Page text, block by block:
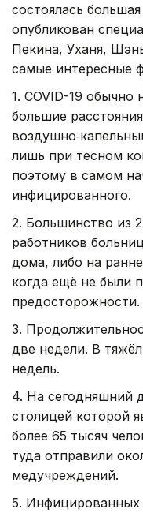
состоялась
опубликован
Пекина, Уханя,
самые интересные
1. COVID-19 обычно
большие
лишь при тесном
поэтому в самом
инфицированного.
2. Большинство из
работников
дома, либо на
когда ещё не были
предосторожности.
3.
две недели. В
недель.
4. На сегодняшний
столицей которой
более 65 тысяч
туда отправили
медучреждений.
5.